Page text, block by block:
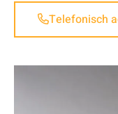
Telefonisch